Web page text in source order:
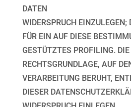
DATEN
WIDERSPRUCH EINZULEGEN;
FÜR EIN AUF DIESE
GESTÜTZTES PROFILING.
RECHTSGRUNDLAGE, AUF
VERARBEITUNG BERUHT,
DIESER